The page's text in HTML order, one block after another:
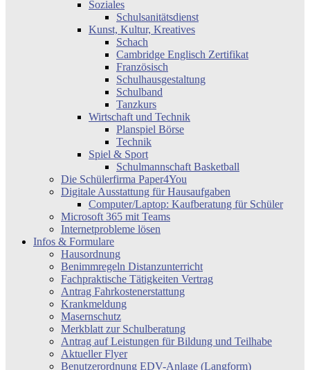
Soziales
Schulsanitätsdienst
Kunst, Kultur, Kreatives
Schach
Cambridge Englisch Zertifikat
Französisch
Schulhausgestaltung
Schulband
Tanzkurs
Wirtschaft und Technik
Planspiel Börse
Technik
Spiel & Sport
Schulmannschaft Basketball
Die Schülerfirma Paper4You
Digitale Ausstattung für Hausaufgaben
Computer/Laptop: Kaufberatung für Schüler
Microsoft 365 mit Teams
Internetprobleme lösen
Infos & Formulare
Hausordnung
Benimmregeln Distanzunterricht
Fachpraktische Tätigkeiten Vertrag
Antrag Fahrkostenerstattung
Krankmeldung
Masernschutz
Merkblatt zur Schulberatung
Antrag auf Leistungen für Bildung und Teilhabe
Aktueller Flyer
Benutzerordnung EDV-Anlage (Langform)